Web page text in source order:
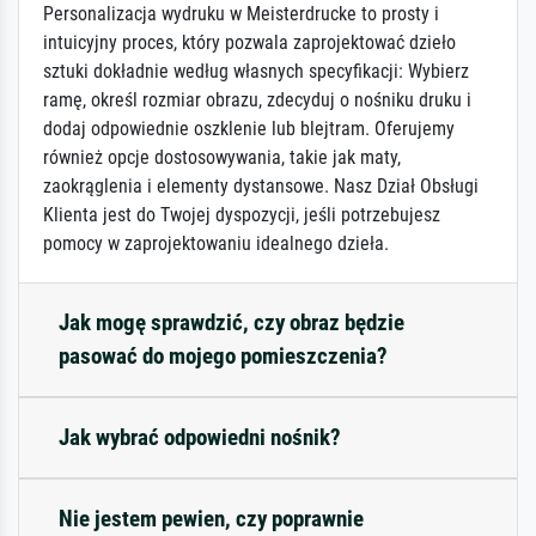
Personalizacja wydruku w Meisterdrucke to prosty i
intuicyjny proces, który pozwala zaprojektować dzieło
sztuki dokładnie według własnych specyfikacji: Wybierz
ramę, określ rozmiar obrazu, zdecyduj o nośniku druku i
dodaj odpowiednie oszklenie lub blejtram. Oferujemy
również opcje dostosowywania, takie jak maty,
zaokrąglenia i elementy dystansowe. Nasz Dział Obsługi
Klienta jest do Twojej dyspozycji, jeśli potrzebujesz
pomocy w zaprojektowaniu idealnego dzieła.
Jak mogę sprawdzić, czy obraz będzie
pasować do mojego pomieszczenia?
Jak wybrać odpowiedni nośnik?
Nie jestem pewien, czy poprawnie